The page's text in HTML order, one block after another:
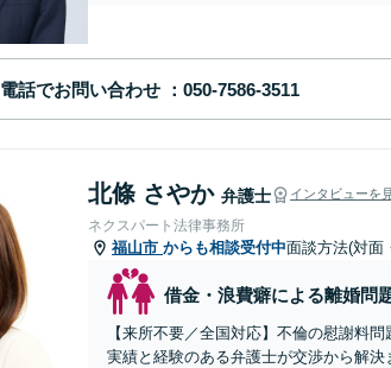
電話でお問い合わせ
北條 さやか 弁護士 インタビューを
ネクスパート法律事務所
福山市 からも相談受付中面談方法(対面
借金・浪費癖による離婚問
【来所不要／全国対応】不倫の慰謝料
実績と経験のある弁護士が交渉から解